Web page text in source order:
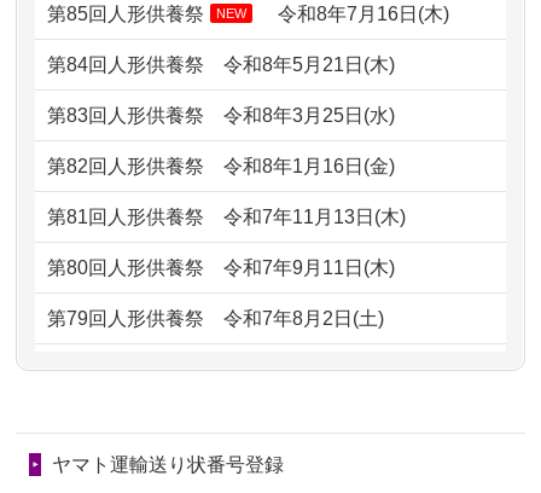
2026/07/069年間自由が丘店を見守ってくれてあり
がとう。
2026/07/05 しっかりとお人形たちの供養をしてい
ただけると...
2026/06/30長年大事にしてきた雛人形です、供養
ガラスケースのまま引き取ってくださ
るのが助か...
ました。お...
2026/06/28きちんと供養していただけると思った
どうなってるのですか？
2024/01/13会社のようですが、きちんと供養して
供養が終わったお人形以外はどうして
るのですか？
しょうか？
2024/01/04ガラスケースは外しても良いですか？
第85回人形供養祭 NEW 令和8年7月16日(木)
第84回人形供養祭令和8年5月21日(木)
第83回人形供養祭令和8年3月25日(水)
第82回人形供養祭令和8年1月16日(金)
第81回人形供養祭令和7年11月13日(木)
第80回人形供養祭令和7年9月11日(木)
第79回人形供養祭令和7年8月2日(土)
第78回人形供養祭令和7年6月20日(金)
第76回人形供養祭令和7年2月28日(金)
ヤマト運輸送り状番号登録